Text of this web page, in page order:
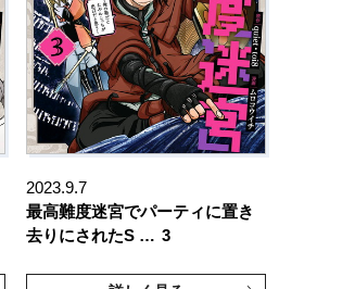
2023.9.7
最高難度迷宮でパーティに置き
去りにされたS … 3